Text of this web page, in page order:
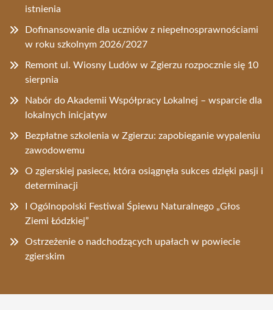
istnienia
Dofinansowanie dla uczniów z niepełnosprawnościami
w roku szkolnym 2026/2027
Remont ul. Wiosny Ludów w Zgierzu rozpocznie się 10
sierpnia
Nabór do Akademii Współpracy Lokalnej – wsparcie dla
lokalnych inicjatyw
Bezpłatne szkolenia w Zgierzu: zapobieganie wypaleniu
zawodowemu
O zgierskiej pasiece, która osiągnęła sukces dzięki pasji i
determinacji
I Ogólnopolski Festiwal Śpiewu Naturalnego „Głos
Ziemi Łódzkiej”
Ostrzeżenie o nadchodzących upałach w powiecie
zgierskim